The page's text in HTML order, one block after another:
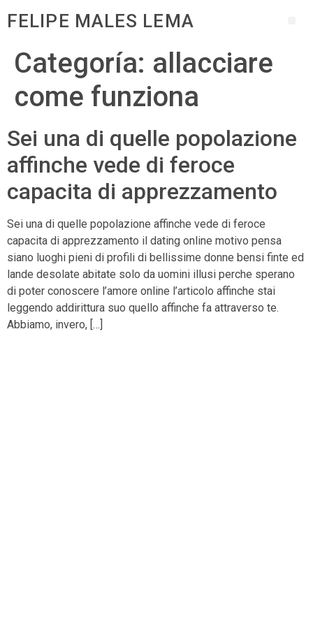
FELIPE MALES LEMA
Categoría: allacciare
come funziona
Sei una di quelle popolazione
affinche vede di feroce
capacita di apprezzamento
Sei una di quelle popolazione affinche vede di feroce
capacita di apprezzamento il dating online motivo pensa
siano luoghi pieni di profili di bellissime donne bensi finte ed
lande desolate abitate solo da uomini illusi perche sperano
di poter conoscere l’amore online l’articolo affinche stai
leggendo addirittura suo quello affinche fa attraverso te.
Abbiamo, invero, […]